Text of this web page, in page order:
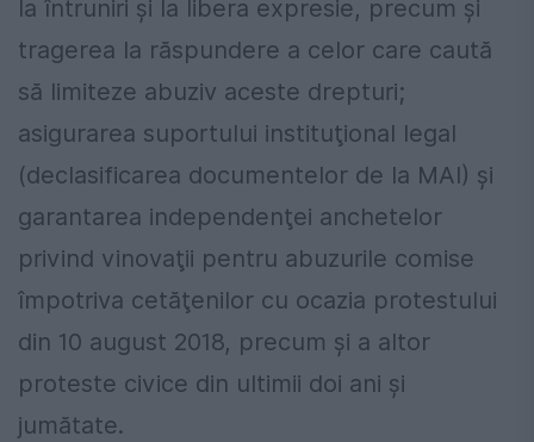
la întruniri şi la libera expresie, precum şi
tragerea la răspundere a celor care caută
să limiteze abuziv aceste drepturi;
asigurarea suportului instituţional legal
(declasificarea documentelor de la MAI) şi
garantarea independenţei anchetelor
privind vinovaţii pentru abuzurile comise
împotriva cetăţenilor cu ocazia protestului
din 10 august 2018, precum şi a altor
proteste civice din ultimii doi ani şi
jumătate.